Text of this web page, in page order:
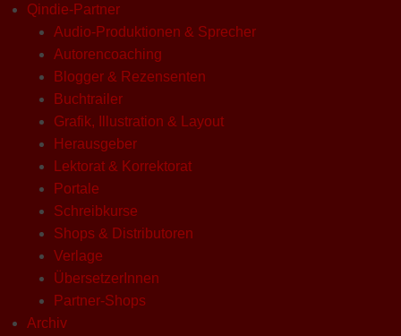
Qindie-Partner
Audio-Produktionen & Sprecher
Autorencoaching
Blogger & Rezensenten
Buchtrailer
Grafik, Illustration & Layout
Herausgeber
Lektorat & Korrektorat
Portale
Schreibkurse
Shops & Distributoren
Verlage
ÜbersetzerInnen
Partner-Shops
Archiv